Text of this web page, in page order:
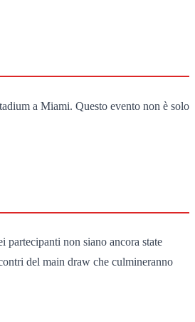
a Miami. Questo evento non è solo
non siano ancora state
del main draw che culmineranno